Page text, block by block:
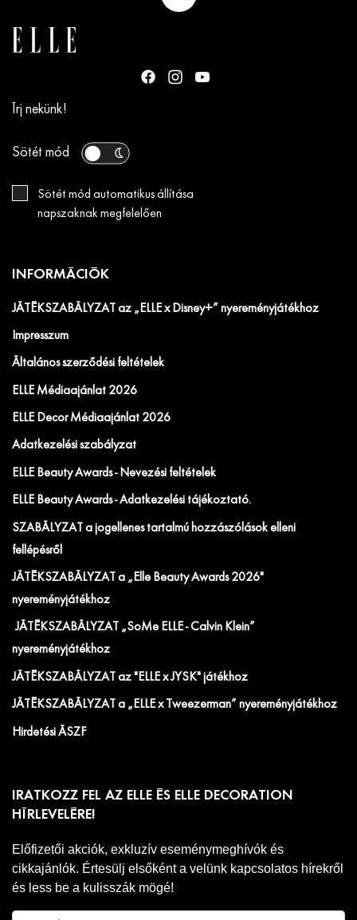
Írj nekünk!
Sötét mód
Sötét mód automatikus állítása
napszaknak megfelelően
INFORMÁCIÓK
JÁTÉKSZABÁLYZAT az „ELLE x Disney+” nyereményjátékhoz
Impresszum
Általános szerződési feltételek
ELLE Médiaajánlat 2026
ELLE Decor Médiaajánlat 2026
Adatkezelési szabályzat
ELLE Beauty Awards - Nevezési feltételek
ELLE Beauty Awards - Adatkezelési tájékoztató.
SZABÁLYZAT a jogellenes tartalmú hozzászólások elleni
fellépésről
JÁTÉKSZABÁLYZAT a „Elle Beauty Awards 2026"
nyereményjátékhoz
JÁTÉKSZABÁLYZAT „SoMe ELLE - Calvin Klein”
nyereményjátékhoz
JÁTÉKSZABÁLYZAT az "ELLE x JYSK" játékhoz
JÁTÉKSZABÁLYZAT a „ELLE x Tweezerman” nyereményjátékhoz
Hirdetési ÁSZF
IRATKOZZ FEL AZ ELLE ÉS ELLE DECORATION
HÍRLEVELÉRE!
Előfizetői akciók, exkluzív eseménymeghívók és
cikkajánlók. Értesülj elsőként a velünk kapcsolatos hírekről
és less be a kulisszák mögé!